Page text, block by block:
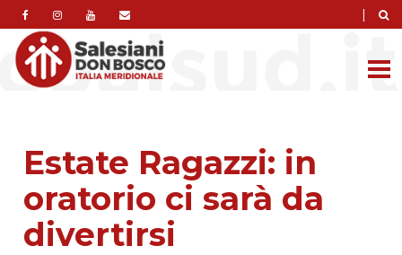
|
Estate Ragazzi: in
oratorio ci sarà da
divertirsi